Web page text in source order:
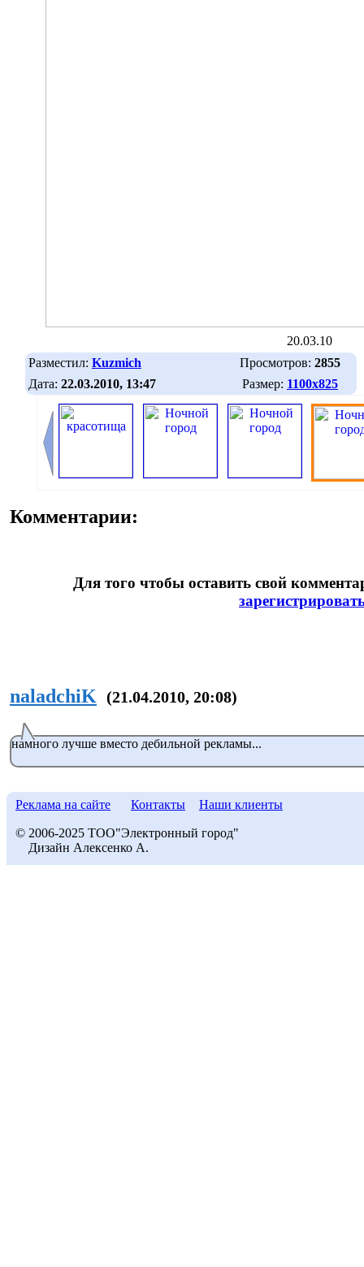
20.03.10
Разместил: Kuzmich Просмотров: 2855
Дата: 22.03.2010, 13:47 Размер: 1100х825
Комментарии:
Для того чтобы оставить свой
naladchiK (21.04.2010, 20:08)
намного лучше вместо дебильной рекламы...
Реклама на сайте Контакты Наши клиенты
© 2006-2025 ТОО"Электронный город"
Дизайн Алексенко А.